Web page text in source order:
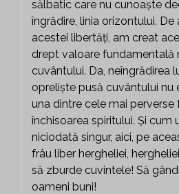
sălbatic care nu cunoaște
îngrădire, linia orizontului. De
acestei libertăți, am creat
drept valoare fundamentală
cuvântului. Da, neîngrădirea
opreliște pusă cuvântului
una dintre cele mai perverse
închisoarea spiritului. Și cum
niciodată singur, aici, pe
frâu liber hergheliei,
să zburde cuvintele! Să
oameni buni!